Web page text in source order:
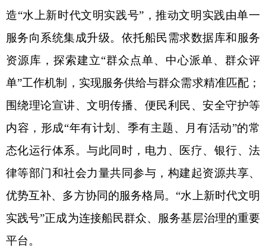
造“水上新时代文明实践号”，推动文明实践由单一
服务向系统集成升级。依托船民需求数据库和服务
资源库，探索建立“群众点单、中心派单、群众评
单”工作机制，实现服务供给与群众需求精准匹配；
围绕理论宣讲、文明传播、便民利民、安全守护等
内容，形成“年有计划、季有主题、月有活动”的常
态化运行体系。与此同时，电力、医疗、银行、法
律等部门和社会力量共同参与，构建起资源共享、
优势互补、多方协同的服务格局。“水上新时代文明
实践号”正成为连接船民群众、服务基层治理的重要
平台。